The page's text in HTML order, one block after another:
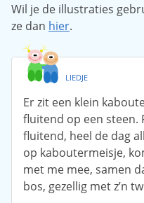
Wil je de illustraties
ze dan hier.
LIEDJE
Er zit een klein
fluitend op een steen.
fluitend, heel de dag
op kaboutermeisje,
met me mee, samen
bos, gezellig met z’n